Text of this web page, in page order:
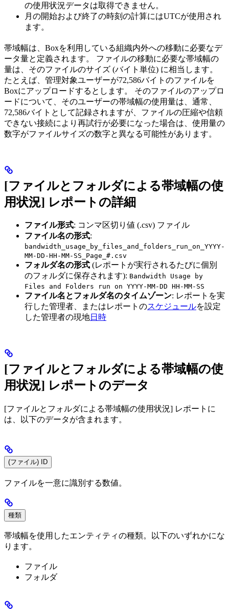
の使用状況データは取得できません。
月の開始および終了の時刻の計算にはUTCが使用され
ます。
帯域幅は、Boxを利用している組織内外への移動に必要なデ
ータ量と定義されます。 ファイルの移動に必要な帯域幅の
量は、そのファイルのサイズ (バイト単位) に相当します。
たとえば、管理対象ユーザーが72,586バイトのファイルを
Boxにアップロードするとします。 そのファイルのアップロ
ードについて、そのユーザーの帯域幅の使用量は、通常、
72,586バイトとして記録されますが、ファイルの圧縮や信頼
できない接続により再試行が必要になった場合は、使用量の
数字がファイルサイズの数字と異なる可能性があります。
[ファイルとフォルダによる帯域幅の使
用状況] レポートの詳細
ファイル形式: コンマ区切り値 (.csv) ファイル
ファイル名の形式:
bandwidth_usage_by_files_and_folders_run_on_YYYY-
MM-DD-HH-MM-SS_Page_#.csv
フォルダ名の形式 (レポートが実行されるたびに個別
のフォルダに保存されます): Bandwidth Usage by
Files and Folders run on YYYY-MM-DD HH-MM-SS
ファイル名とフォルダ名のタイムゾーン: レポートを実
行した管理者、またはレポートのスケジュールを設定
した管理者の現地日時
[ファイルとフォルダによる帯域幅の使
用状況] レポートのデータ
[ファイルとフォルダによる帯域幅の使用状況] レポートに
は、以下のデータが含まれます。
(ファイル) ID
ファイルを一意に識別する数値。
種類
帯域幅を使用したエンティティの種類。以下のいずれかにな
ります。
ファイル
フォルダ